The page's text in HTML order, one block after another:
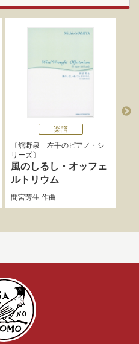
楽譜
舘野泉 左手のピアノ・シ
リーズ
風のしるし・オッフェ
ルトリウム
間宮芳生 作曲